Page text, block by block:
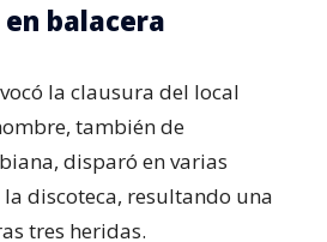
balacera
la clausura del local
también de
disparó en varias
discoteca, resultando una
tres heridas.